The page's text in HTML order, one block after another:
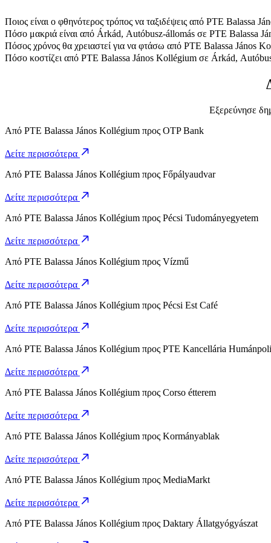
Ποιος είναι ο φθηνότερος τρόπος να ταξιδέψεις από PTE Balassa
Ο πιο προσιτός τρόπος να ταξιδέψεις από PTE Balassa János
Πόσο μακριά είναι από Árkád, Autóbusz-állomás σε PTE Balassa
Το Árkád, Autóbusz-állomás απέχει περίπου 3,7 χλμ. από PTE
Πόσος χρόνος θα χρειαστεί για να φτάσω από PTE Balassa János
Χρειάζονται περίπου 7 λ. για να φτάσεις από PTE Balassa János
Πόσο κοστίζει από PTE Balassa János Kollégium σε Árkád,
Εξερεύνησε
Από PTE Balassa János Kollégium προς OTP Bank
Δείτε περισσότερα
Από PTE Balassa János Kollégium προς Főpályaudvar
Δείτε περισσότερα
Από PTE Balassa János Kollégium προς Pécsi Tudományegyetem
Δείτε περισσότερα
Από PTE Balassa János Kollégium προς Vízmű
Δείτε περισσότερα
Από PTE Balassa János Kollégium προς Pécsi Est Café
Δείτε περισσότερα
Από PTE Balassa János Kollégium προς PTE Kancellária
Δείτε περισσότερα
Από PTE Balassa János Kollégium προς Corso étterem
Δείτε περισσότερα
Από PTE Balassa János Kollégium προς Kormányablak
Δείτε περισσότερα
Από PTE Balassa János Kollégium προς MediaMarkt
Δείτε περισσότερα
Από PTE Balassa János Kollégium προς Daktary Állatgyógyászat